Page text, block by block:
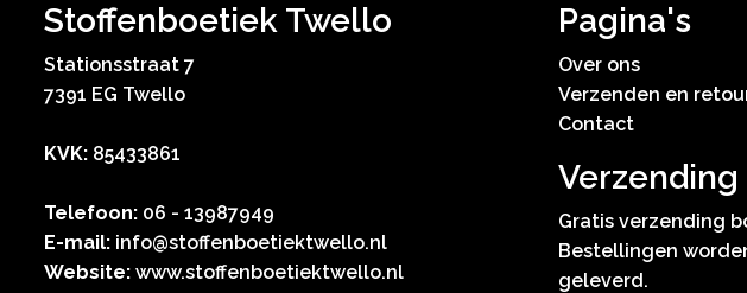
Stoffenboetiek Twello
Stationsstraat 7
7391 EG Twello
KVK: 85433861
Telefoon: 06 - 13987949
E-mail: info@stoffenboetiektwello.nl
Website: www.stoffenboetiektwello.nl
Pagina's
Over ons
Verzenden en
Contact
Verzending
Gratis verzending
Bestellingen
geleverd.